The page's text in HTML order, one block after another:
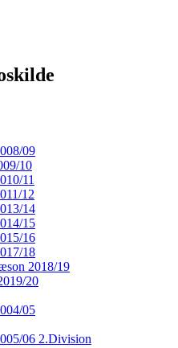
09
10
11
12
14
15
16
18
2018/19
20
05
06 2.Division